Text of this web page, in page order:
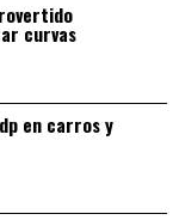
curvas
en carros y